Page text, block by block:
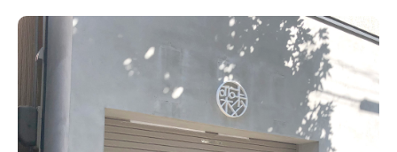
新潟市中央区 新潟市西区
新潟市北区
新潟市南区
新潟市江南区 新潟市秋葉区
新潟市西蒲区
新発田・聖籠 胎内・粟島
三条・加茂・田上
五泉・阿賀野・阿賀
長岡・見附
小千谷・十日町・津南
魚沼・南魚沼・湯沢
ご当地グルメ テイクアウト
季節・期間限定
カフェ
居酒屋・バー パスタ
パン・ベーカリー
デカ盛り・大盛り
旨辛・激辛
定食・町定食
海鮮・鮨 そば・うどん
日本酒・新潟清酒
ワイン・クラフトビール
ケーキ・パフェ
セミナー・講演会 花火大会
入場無料
住宅展示場
完成見学会 学生スポーツ アルビレックス
リラクゼーション・整体
スキー場
リユース・買取
病院・クリニック
ラブラ万代・ラブラ2
ビルボードプレイスBP
新潟伊勢丹
ピア万代
リバーサイド千秋
パティオPATIO
新車・中古車・カー用品
旅行・レジャー
家電・携帯電話
冠婚葬祭
習い事・塾 通販・EC イベント
求人
新潟市 チラシ
長岡・見附 チラシ
上越・妙高・糸魚川 チラシ
注目 チラシ
週末セール
火曜セール
オープン・リニューアルセール
周年祭・感謝祭セール
年末・初売りセール